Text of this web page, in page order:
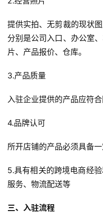
页
球
店
跨
境
科
提供实拍、无剪裁的现状
分别是公司入口、办公室
片、产品报价、仓库。
3.产品质量
入驻企业提供的产品应符
4.品牌认可
所开店铺的产品必须具备
5.具有相关的跨境电商经
服务、物流配送等
三、入驻流程